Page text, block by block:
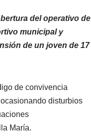
del operativo de
municipal y
de un joven de 17
de convivencia
disturbios
María.